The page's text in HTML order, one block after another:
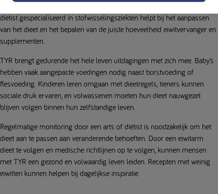
diëtist gespecialiseerd in stofwisselingsziekten helpt bij het aanpassen
van het dieet en het bepalen van de juiste hoeveelheid eiwitvervanger en
supplementen.
TYR brengt gedurende het hele leven uitdagingen met zich mee. Baby’s
hebben vaak aangepaste voedingen nodig naast borstvoeding of
flesvoeding. Kinderen leren omgaan met dieetregels, tieners kunnen
sociale druk ervaren, en volwassenen moeten hun dieet nauwgezet
blijven volgen binnen hun zelfstandige leven.
Regelmatige monitoring door een arts of diëtist is noodzakelijk om het
dieet aan te passen aan veranderende behoeften. Door een eiwitarm
dieet te volgen en medische richtlijnen op te volgen, kunnen mensen
met TYR een gezond en volwaardig leven leiden. Recepten met weinig
eiwitten kunnen helpen bij dagelijkse inspiratie.